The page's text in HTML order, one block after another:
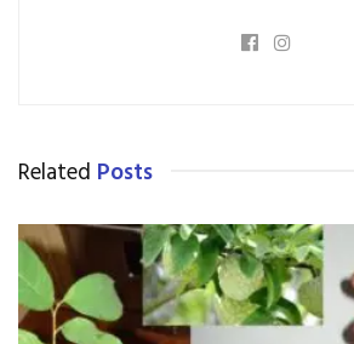
Related Posts